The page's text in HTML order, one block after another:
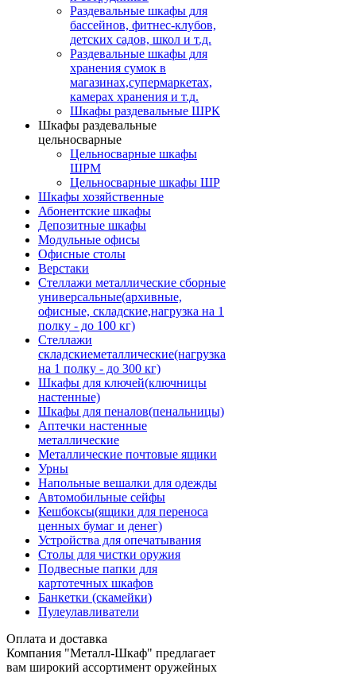
Раздевальные шкафы для
бассейнов, фитнес-клубов,
детских садов, школ и т.д.
Раздевальные шкафы для
хранения сумок в
магазинах,супермаркетах,
камерах хранения и т.д.
Шкафы раздевальные ШРК
Шкафы раздевальные
цельносварные
Цельносварные шкафы
ШРМ
Цельносварные шкафы ШР
Шкафы хозяйственные
Абонентские шкафы
Депозитные шкафы
Модульные офисы
Офисные столы
Верстаки
Стеллажи металлические сборные
универсальные(архивные,
офисные, складские,нагрузка на 1
полку - до 100 кг)
Стеллажи
складскиеметаллические(нагрузка
на 1 полку - до 300 кг)
Шкафы для ключей(ключницы
настенные)
Шкафы для пеналов(пенальницы)
Аптечки настенные
металлические
Металлические почтовые ящики
Урны
Напольные вешалки для одежды
Автомобильные сейфы
Кешбоксы(ящики для переноса
ценных бумаг и денег)
Устройства для опечатывания
Столы для чистки оружия
Подвесные папки для
картотечных шкафов
Банкетки (скамейки)
Пулеулавливатели
Оплата и доставка
Компания "Металл-Шкаф" предлагает
вам широкий ассортимент оружейных